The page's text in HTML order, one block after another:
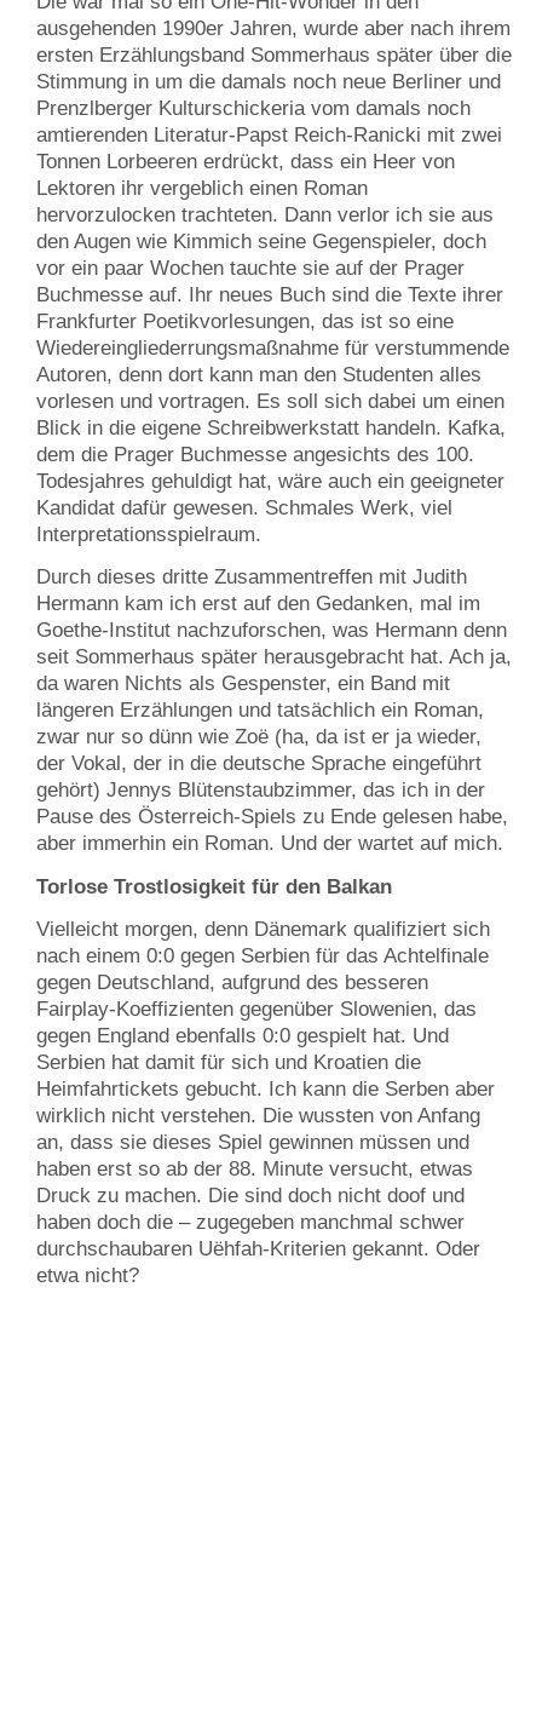
ausgehenden 1990er Jahren, wurde aber nach ihrem
ersten Erzählungsband Sommerhaus später über die
Stimmung in um die damals noch neue Berliner und
Prenzlberger Kulturschickeria vom damals noch
amtierenden Literatur-Papst Reich-Ranicki mit zwei
Tonnen Lorbeeren erdrückt, dass ein Heer von
Lektoren ihr vergeblich einen Roman
hervorzulocken trachteten. Dann verlor ich sie aus
den Augen wie Kimmich seine Gegenspieler, doch
vor ein paar Wochen tauchte sie auf der Prager
Buchmesse auf. Ihr neues Buch sind die Texte ihrer
Frankfurter Poetikvorlesungen, das ist so eine
Wiedereingliederrungsmaßnahme für verstummende
Autoren, denn dort kann man den Studenten alles
vorlesen und vortragen. Es soll sich dabei um einen
Blick in die eigene Schreibwerkstatt handeln. Kafka,
dem die Prager Buchmesse angesichts des 100.
Todesjahres gehuldigt hat, wäre auch ein geeigneter
Kandidat dafür gewesen. Schmales Werk, viel
Interpretationsspielraum.
Durch dieses dritte Zusammentreffen mit Judith
Hermann kam ich erst auf den Gedanken, mal im
Goethe-Institut nachzuforschen, was Hermann denn
seit Sommerhaus später herausgebracht hat. Ach ja,
da waren Nichts als Gespenster, ein Band mit
längeren Erzählungen und tatsächlich ein Roman,
zwar nur so dünn wie Zoë (ha, da ist er ja wieder,
der Vokal, der in die deutsche Sprache eingeführt
gehört) Jennys Blütenstaubzimmer, das ich in der
Pause des Österreich-Spiels zu Ende gelesen habe,
aber immerhin ein Roman. Und der wartet auf mich.
Torlose Trostlosigkeit für den Balkan
Vielleicht morgen, denn Dänemark qualifiziert sich
nach einem 0:0 gegen Serbien für das Achtelfinale
gegen Deutschland, aufgrund des besseren
Fairplay-Koeffizienten gegenüber Slowenien, das
gegen England ebenfalls 0:0 gespielt hat. Und
Serbien hat damit für sich und Kroatien die
Heimfahrtickets gebucht. Ich kann die Serben aber
wirklich nicht verstehen. Die wussten von Anfang
an, dass sie dieses Spiel gewinnen müssen und
haben erst so ab der 88. Minute versucht, etwas
Druck zu machen. Die sind doch nicht doof und
haben doch die – zugegeben manchmal schwer
durchschaubaren Uëhfah-Kriterien gekannt. Oder
etwa nicht?